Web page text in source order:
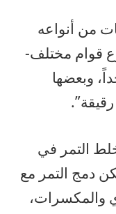
من أنواعه
قوام مختلف-
وبعضها
التمر في
دمج التمر مع
والمكسرات،